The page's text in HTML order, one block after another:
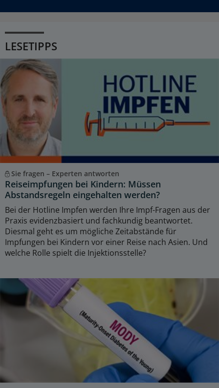
LESETIPPS
Sie fragen – Experten antworten
Reiseimpfungen bei Kindern: Müssen
Abstandsregeln eingehalten werden?
Bei der Hotline Impfen werden Ihre Impf-Fragen aus der
Praxis evidenzbasiert und fachkundig beantwortet.
Diesmal geht es um mögliche Zeitabstände für
Impfungen bei Kindern vor einer Reise nach Asien. Und
welche Rolle spielt die Injektionsstelle?